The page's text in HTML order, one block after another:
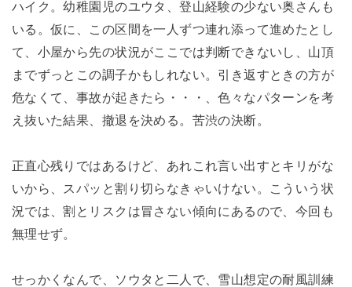
ハイク。幼稚園児のユウタ、登山経験の少ない奥さんも
いる。仮に、この区間を一人ずつ連れ添って進めたとし
て、小屋から先の状況がここでは判断できないし、山頂
までずっとこの調子かもしれない。引き返すときの方が
危なくて、事故が起きたら・・・、色々なパターンを考
え抜いた結果、撤退を決める。苦渋の決断。
正直心残りではあるけど、あれこれ言い出すとキリがな
いから、スパッと割り切らなきゃいけない。こういう状
況では、割とリスクは冒さない傾向にあるので、今回も
無理せず。
せっかくなんで、ソウタと二人で、雪山想定の耐風訓練